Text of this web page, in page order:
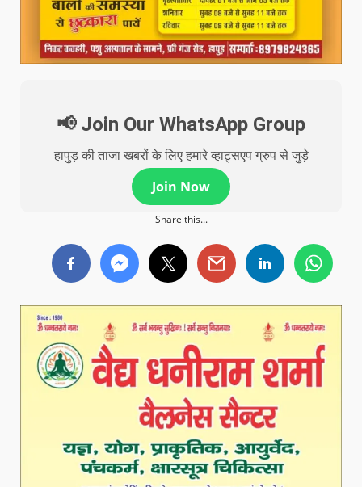
📢 Join Our WhatsApp Group
हापुड़ की ताजा खबरों के लिए हमारे व्हाट्सएप ग्रुप से जुड़े
Join Now
Share this...